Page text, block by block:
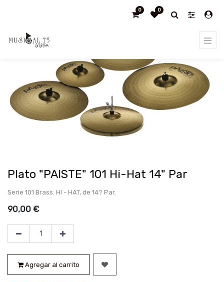
0 0
Plato "PAISTE" 101 Hi-Hat 14" Par
Plato "PAISTE" 101 Hi-Hat 14" Par
Serie 101 Brass. HI - HAT, de 14? Par.
90,00 €
Agregar al carrito